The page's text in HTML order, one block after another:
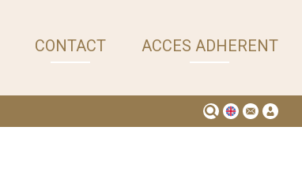
CONTACT ACCES ADHERENT